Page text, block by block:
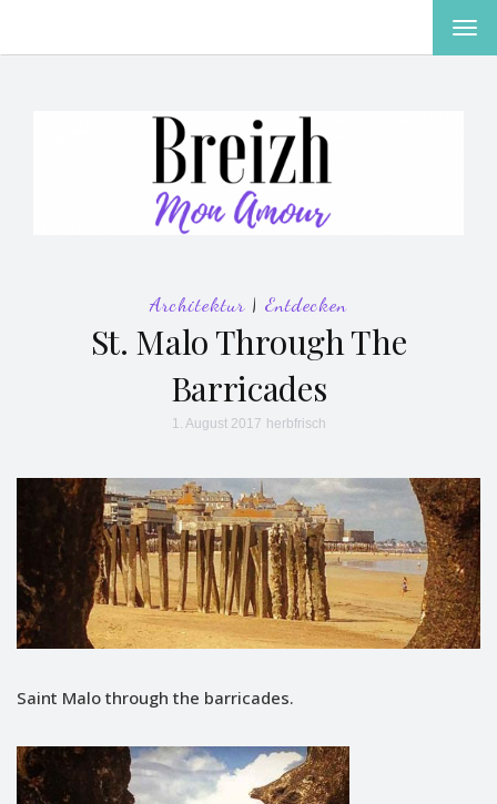
Architektur | Entdecken
St. Malo Through The
Barricades
1. August 2017 herbfrisch
Saint Malo through the barricades.